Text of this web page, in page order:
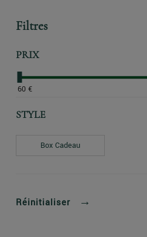
Filtres
PRIX
60 €
STYLE
Box Cadeau
Réinitialiser